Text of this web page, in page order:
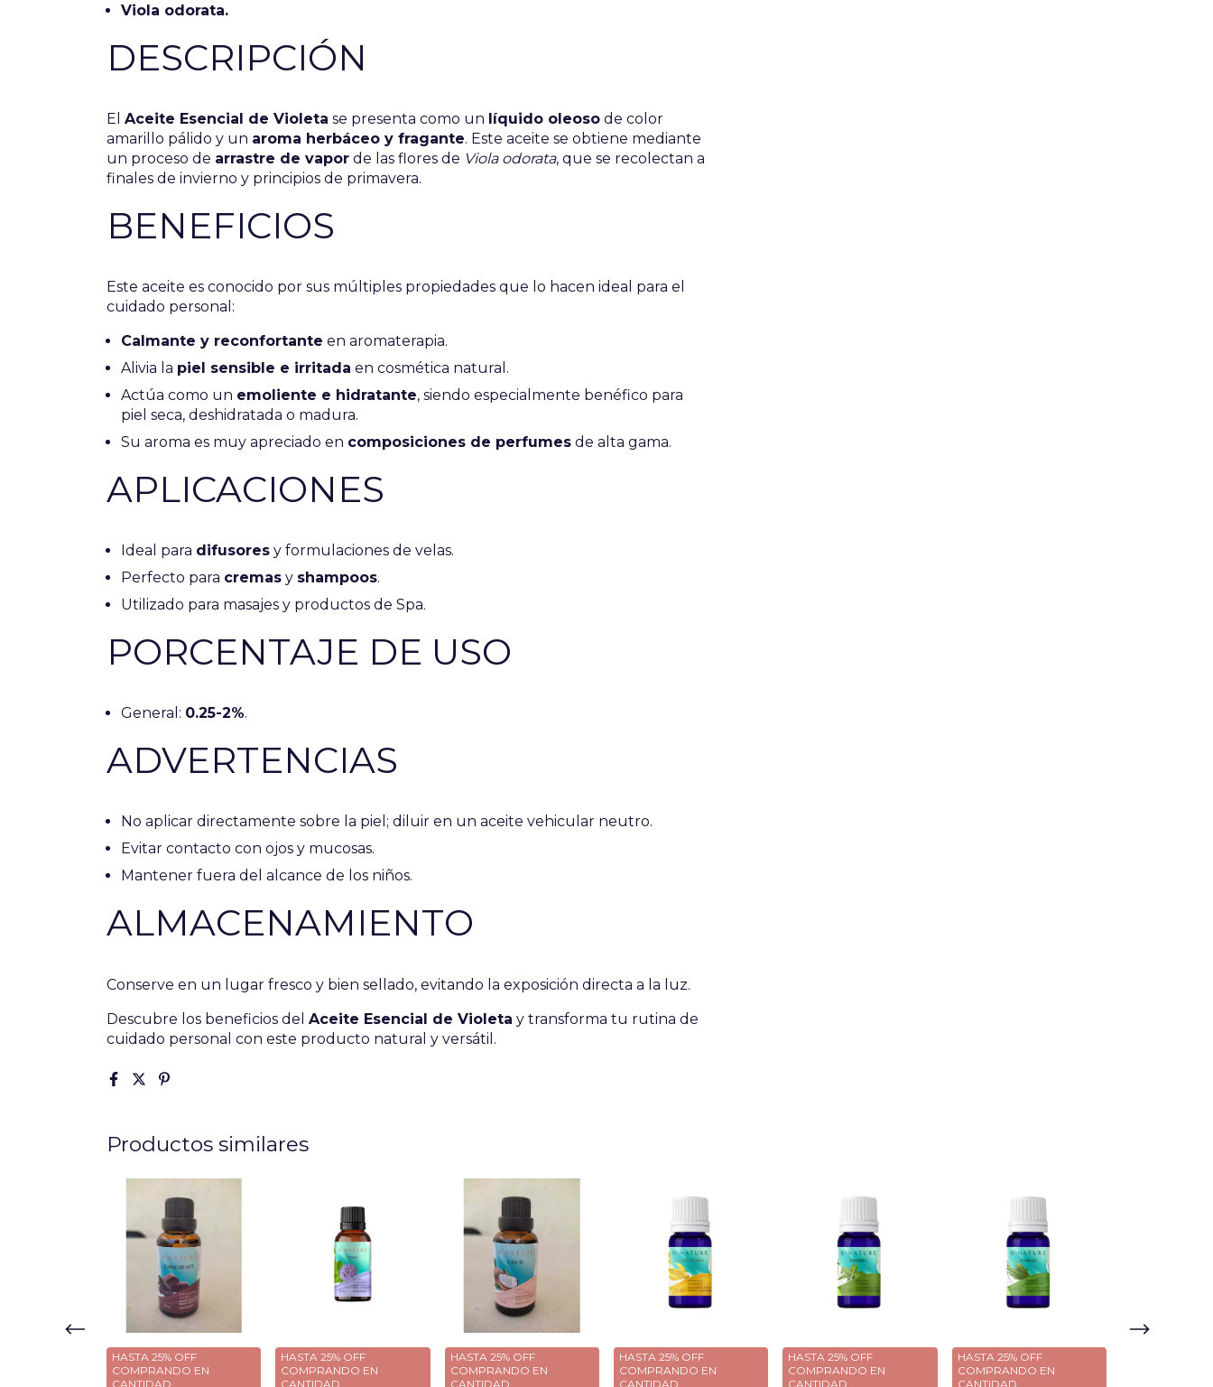
Viola odorata.
DESCRIPCIÓN
El Aceite Esencial de Violeta se presenta como un líquido oleoso de color
amarillo pálido y un aroma herbáceo y fragante. Este aceite se obtiene mediante
un proceso de arrastre de vapor de las flores de Viola odorata, que se recolectan a
finales de invierno y principios de primavera.
BENEFICIOS
Este aceite es conocido por sus múltiples propiedades que lo hacen ideal para el
cuidado personal:
Calmante y reconfortante en aromaterapia.
Alivia la piel sensible e irritada en cosmética natural.
Actúa como un emoliente e hidratante, siendo especialmente benéfico para
piel seca, deshidratada o madura.
Su aroma es muy apreciado en composiciones de perfumes de alta gama.
APLICACIONES
Ideal para difusores y formulaciones de velas.
Perfecto para cremas y shampoos.
Utilizado para masajes y productos de Spa.
PORCENTAJE DE USO
General: 0.25-2%.
ADVERTENCIAS
No aplicar directamente sobre la piel; diluir en un aceite vehicular neutro.
Evitar contacto con ojos y mucosas.
Mantener fuera del alcance de los niños.
ALMACENAMIENTO
Conserve en un lugar fresco y bien sellado, evitando la exposición directa a la luz.
Descubre los beneficios del Aceite Esencial de Violeta y transforma tu rutina de
cuidado personal con este producto natural y versátil.
Productos similares
HASTA 25% OFF
COMPRANDO EN
CANTIDAD
HASTA 25% OFF
COMPRANDO EN
CANTIDAD
HASTA 25% OFF
COMPRANDO EN
CANTIDAD
HASTA 25% OFF
COMPRANDO EN
CANTIDAD
HASTA 25% OFF
COMPRANDO EN
CANTIDAD
HASTA 25% OFF
COMPRANDO EN
CANTIDAD